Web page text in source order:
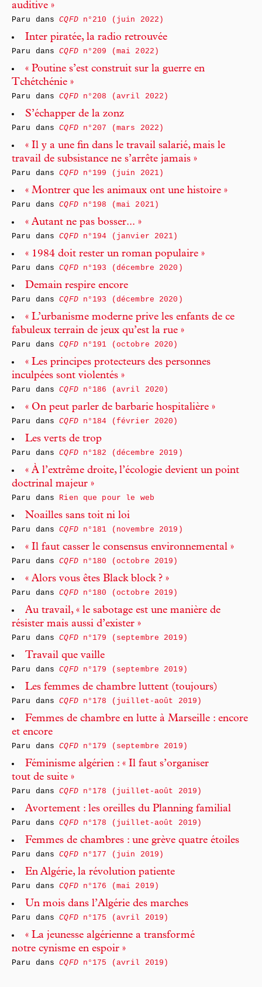
auditive »
Paru dansCQFDn°210 (juin 2022)
Inter piratée, la radio retrouvée
Paru dansCQFDn°209 (mai 2022)
« Poutine s’est construit sur la guerre en
Tchétchénie »
Paru dansCQFDn°208 (avril 2022)
S’échapper de la zonz
Paru dansCQFDn°207 (mars 2022)
« Il y a une fin dans le travail salarié, mais le
travail de subsistance ne s’arrête jamais »
Paru dansCQFDn°199 (juin 2021)
« Montrer que les animaux ont une histoire »
Paru dansCQFDn°198 (mai 2021)
« Autant ne pas bosser... »
Paru dansCQFDn°194 (janvier 2021)
« 1984 doit rester un roman populaire »
Paru dansCQFDn°193 (décembre 2020)
Demain respire encore
Paru dansCQFDn°193 (décembre 2020)
« L’urbanisme moderne prive les enfants de ce
fabuleux terrain de jeux qu’est la rue »
Paru dansCQFDn°191 (octobre 2020)
« Les principes protecteurs des personnes
inculpées sont violentés »
Paru dansCQFDn°186 (avril 2020)
« On peut parler de barbarie hospitalière »
Paru dansCQFDn°184 (février 2020)
Les verts de trop
Paru dansCQFDn°182 (décembre 2019)
« À l’extrême droite, l’écologie devient un point
doctrinal majeur »
Paru dans Rien que pour le web
Noailles sans toit ni loi
Paru dansCQFDn°181 (novembre 2019)
« Il faut casser le consensus environnemental »
Paru dansCQFDn°180 (octobre 2019)
« Alors vous êtes Black block ? »
Paru dansCQFDn°180 (octobre 2019)
Au travail, « le sabotage est une manière de
résister mais aussi d’exister »
Paru dansCQFDn°179 (septembre 2019)
Travail que vaille
Paru dansCQFDn°179 (septembre 2019)
Les femmes de chambre luttent (toujours)
Paru dansCQFDn°178 (juillet-août 2019)
Femmes de chambre en lutte à Marseille : encore
et encore
Paru dansCQFDn°179 (septembre 2019)
Féminisme algérien : « Il faut s’organiser
tout de suite »
Paru dansCQFDn°178 (juillet-août 2019)
Avortement : les oreilles du Planning familial
Paru dansCQFDn°178 (juillet-août 2019)
Femmes de chambres : une grève quatre étoiles
Paru dansCQFDn°177 (juin 2019)
En Algérie, la révolution patiente
Paru dansCQFDn°176 (mai 2019)
Un mois dans l’Algérie des marches
Paru dansCQFDn°175 (avril 2019)
« La jeunesse algérienne a transformé
notre cynisme en espoir »
Paru dansCQFDn°175 (avril 2019)